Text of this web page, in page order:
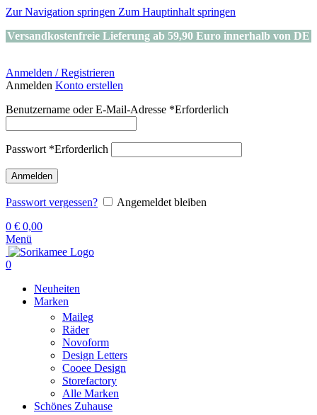
Zur Navigation springen Zum Hauptinhalt springen
Versandkostenfreie Lieferung ab 59,90 Euro innerhalb von DE
Anmelden / Registrieren
Anmelden Konto erstellen
Benutzername oder E-Mail-Adresse *Erforderlich
Passwort *Erforderlich
Anmelden
Passwort vergessen?
Angemeldet bleiben
0 € 0,00
Menü
0
Neuheiten
Marken
Maileg
Räder
Novoform
Design Letters
Cooee Design
Storefactory
Alle Marken
Schönes Zuhause